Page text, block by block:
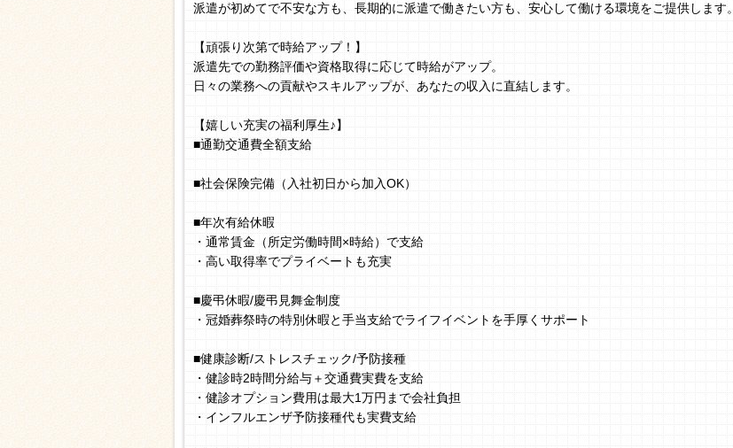
派遣が初めてで不安な方も、長期的に派遣で働きたい方も、安心して働ける環境をご提供します。
【頑張り次第で時給アップ！】
派遣先での勤務評価や資格取得に応じて時給がアップ。
日々の業務への貢献やスキルアップが、あなたの収入に直結します。
【嬉しい充実の福利厚生♪】
■通勤交通費全額支給
■社会保険完備（入社初日から加入OK）
■年次有給休暇
・通常賃金（所定労働時間×時給）で支給
・高い取得率でプライベートも充実
■慶弔休暇/慶弔見舞金制度
・冠婚葬祭時の特別休暇と手当支給でライフイベントを手厚くサポート
■健康診断/ストレスチェック/予防接種
・健診時2時間分給与＋交通費実費を支給
・健診オプション費用は最大1万円まで会社負担
・インフルエンザ予防接種代も実費支給